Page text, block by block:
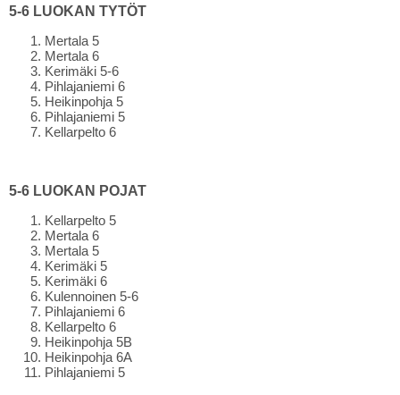
5-6 LUOKAN TYTÖT
Mertala 5
Mertala 6
Kerimäki 5-6
Pihlajaniemi 6
Heikinpohja 5
Pihlajaniemi 5
Kellarpelto 6
5-6 LUOKAN POJAT
Kellarpelto 5
Mertala 6
Mertala 5
Kerimäki 5
Kerimäki 6
Kulennoinen 5-6
Pihlajaniemi 6
Kellarpelto 6
Heikinpohja 5B
Heikinpohja 6A
Pihlajaniemi 5